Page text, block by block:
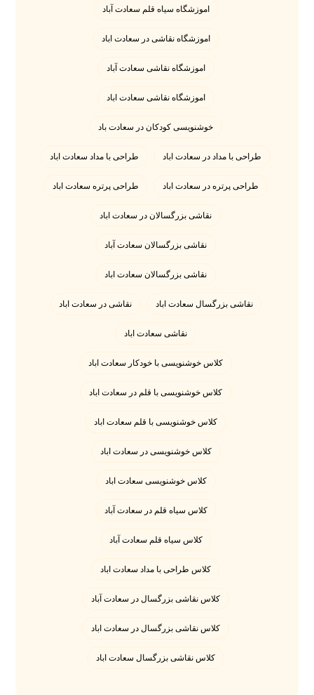
اموزشگاه سیاه قلم سعادت آباد
اموزشگاه نقاشی در سعادت اباد
اموزشگاه نقاشی سعادت آباد
اموزشگاه نقاشی سعادت اباد
خوشنویسی کودکان در سعادت باد
طراحی با مداد در سعادت اباد طراحی با مداد سعادت اباد
طراحی پرتره در سعادت اباد طراحی پرتره سعادت اباد
نقاشی بزرگسالان در سعادت اباد
نقاشی بزرگسالان سعادت آباد
نقاشی بزرگسالان سعادت اباد
نقاشی بزرگسال سعادت اباد نقاشی در سعادت اباد
نقاشی سعادت اباد
کلاس خوشنویسی با خودکار سعادت اباد
کلاس خوشنویسی با قلم در سعادت اباد
کلاس خوشنویسی با قلم سعادت اباد
کلاس خوشنویسی در سعادت اباد
کلاس خوشنویسی سعادت اباد
کلاس سیاه قلم در سعادت آباد
کلاس سیاه قلم سعادت آباد
کلاس طراحی با مداد سعادت اباد
کلاس نقاشی بزرگسال در سعادت آباد
کلاس نقاشی بزرگسال در سعادت اباد
کلاس نقاشی بزرگسال سعادت اباد